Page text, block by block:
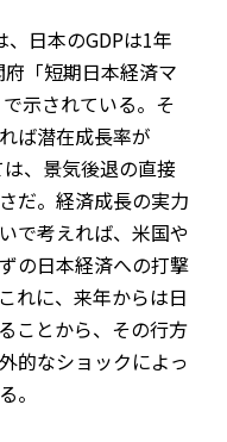
日本のGDPは1年
「短期日本経済マ
示されている。そ
ば潜在成長率が
、景気後退の直接
だ。経済成長の実力
で考えれば、米国や
の日本経済への打撃
れに、来年からは日
ことから、その行方
的なショックによっ
。